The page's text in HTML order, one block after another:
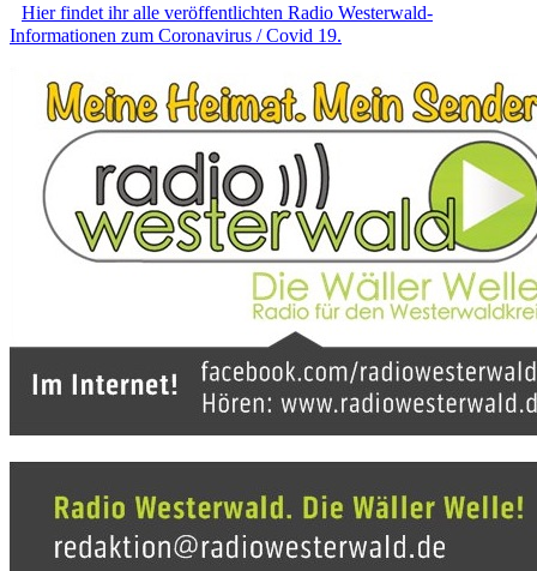
Hier findet ihr alle veröffentlichten Radio Westerwald-
Informationen zum Coronavirus / Covid 19.